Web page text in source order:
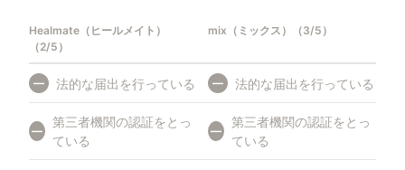
Healmate（ヒールメイト）
（2/5 ）
mix（ミックス） （3/5 ）
— 法的な届出を行っている — 法的な届出を行っている
—
第三者機関の認証をとっ
ている
—
第三者機関の認証をとっ
ている